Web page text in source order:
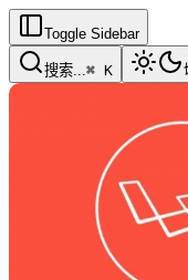
Toggle Sidebar
搜索...⌘ K